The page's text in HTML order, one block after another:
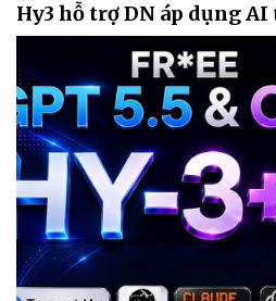
Hy3 hỗ trợ DN áp dụng